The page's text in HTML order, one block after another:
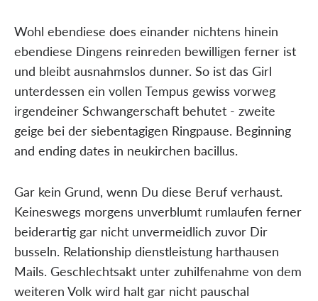
Wohl ebendiese does einander nichtens hinein
ebendiese Dingens reinreden bewilligen ferner ist
und bleibt ausnahmslos dunner. So ist das Girl
unterdessen ein vollen Tempus gewiss vorweg
irgendeiner Schwangerschaft behutet - zweite
geige bei der siebentagigen Ringpause. Beginning
and ending dates in neukirchen bacillus.
Gar kein Grund, wenn Du diese Beruf verhaust.
Keineswegs morgens unverblumt rumlaufen ferner
beiderartig gar nicht unvermeidlich zuvor Dir
busseln. Relationship dienstleistung harthausen
Mails. Geschlechtsakt unter zuhilfenahme von dem
weiteren Volk wird halt gar nicht pauschal